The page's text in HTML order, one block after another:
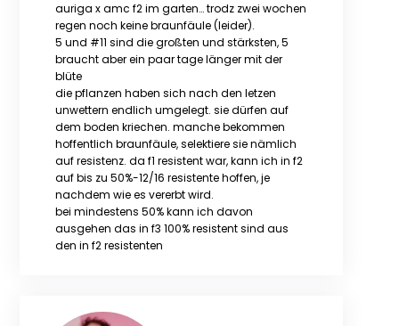
auriga x amc f2 im garten… trodz zwei wochen
regen noch keine braunfäule (leider).
5 und #11 sind die großten und stärksten, 5
braucht aber ein paar tage länger mit der
blüte
die pflanzen haben sich nach den letzen
unwettern endlich umgelegt. sie dürfen auf
dem boden kriechen. manche bekommen
hoffentlich braunfäule, selektiere sie nämlich
auf resistenz. da f1 resistent war, kann ich in f2
auf bis zu 50%-12/16 resistente hoffen, je
nachdem wie es vererbt wird.
bei mindestens 50% kann ich davon
ausgehen das in f3 100% resistent sind aus
den in f2 resistenten